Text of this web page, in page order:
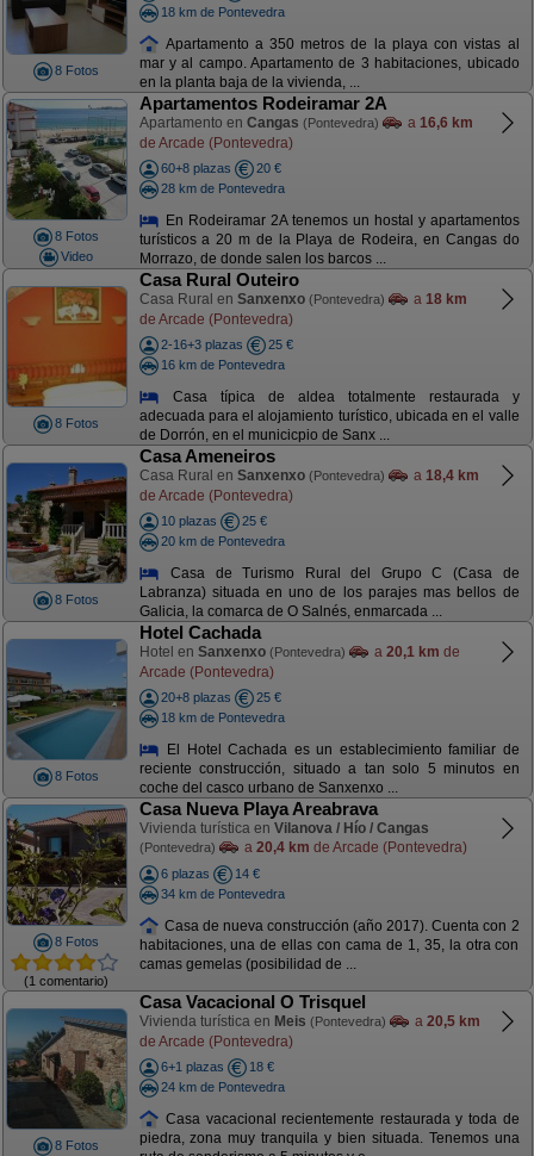
8 Fotos
18 km de Pontevedra
Apartamento a 350 metros de la playa con vistas al
mar y al campo. Apartamento de 3 habitaciones, ubicado
en la planta baja de la vivienda, ...
8 Fotos
Video
Apartamentos Rodeiramar 2A
Apartamento en Cangas (Pontevedra) a 16,6 km
de Arcade (Pontevedra)
60+8 plazas
20 €
28 km de Pontevedra
En Rodeiramar 2A tenemos un hostal y apartamentos
turísticos a 20 m de la Playa de Rodeira, en Cangas do
Morrazo, de donde salen los barcos ...
8 Fotos
Casa Rural Outeiro
Casa Rural en Sanxenxo (Pontevedra) a 18 km
de Arcade (Pontevedra)
2-16+3 plazas
25 €
16 km de Pontevedra
Casa típica de aldea totalmente restaurada y
adecuada para el alojamiento turístico, ubicada en el valle
de Dorrón, en el municicpio de Sanx ...
8 Fotos
Casa Ameneiros
Casa Rural en Sanxenxo (Pontevedra) a 18,4 km
de Arcade (Pontevedra)
10 plazas
25 €
20 km de Pontevedra
Casa de Turismo Rural del Grupo C (Casa de
Labranza) situada en uno de los parajes mas bellos de
Galicia, la comarca de O Salnés, enmarcada ...
8 Fotos
Hotel Cachada
Hotel en Sanxenxo (Pontevedra) a 20,1 km de
Arcade (Pontevedra)
20+8 plazas
25 €
18 km de Pontevedra
El Hotel Cachada es un establecimiento familiar de
reciente construcción, situado a tan solo 5 minutos en
coche del casco urbano de Sanxenxo ...
8 Fotos
(1 comentario)
Casa Nueva Playa Areabrava
Vivienda turística en Vilanova / Hío / Cangas
(Pontevedra) a 20,4 km de Arcade (Pontevedra)
6 plazas
14 €
34 km de Pontevedra
Casa de nueva construcción (año 2017). Cuenta con 2
habitaciones, una de ellas con cama de 1, 35, la otra con
camas gemelas (posibilidad de ...
8 Fotos
Casa Vacacional O Trisquel
Vivienda turística en Meis (Pontevedra) a 20,5 km
de Arcade (Pontevedra)
6+1 plazas
18 €
24 km de Pontevedra
Casa vacacional recientemente restaurada y toda de
piedra, zona muy tranquila y bien situada. Tenemos una